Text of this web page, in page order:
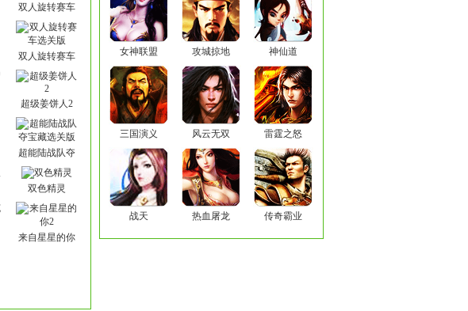
双人旋转赛车
双人旋转赛车
超级姜饼人2
超能陆战队夺
双色精灵
来自星星的你
女神联盟 攻城掠地 神仙道
三国演义 风云无双 雷霆之怒
战天 热血屠龙 传奇霸业